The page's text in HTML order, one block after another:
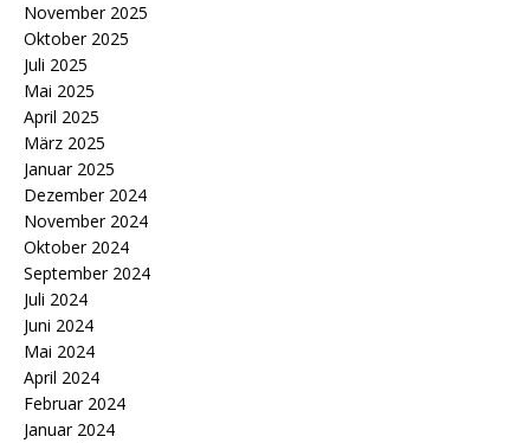
November 2025
Oktober 2025
Juli 2025
Mai 2025
April 2025
März 2025
Januar 2025
Dezember 2024
November 2024
Oktober 2024
September 2024
Juli 2024
Juni 2024
Mai 2024
April 2024
Februar 2024
Januar 2024